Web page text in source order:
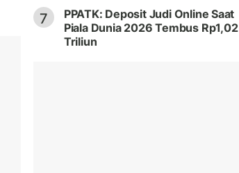
7
PPATK: Deposit Judi Online Saat
Piala Dunia 2026 Tembus Rp1,02
Triliun